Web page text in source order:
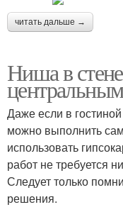
читать дальше →
Ниша в
Даже если в
можно выполнить
использовать
работ не требуется
Следует только
решения.